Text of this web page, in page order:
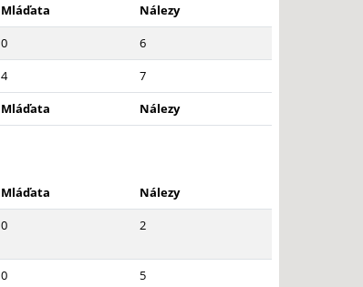
Mláďata
Nálezy
0
6
4
7
Mláďata Nálezy
Mláďata
Nálezy
0 2
0
5